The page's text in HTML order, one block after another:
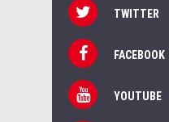
TWITTER
FACEBOOK
YOUTUBE